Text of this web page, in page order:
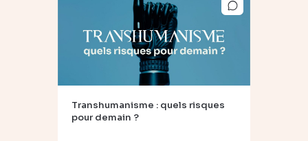
Transhumanisme : quels risques
pour demain ?